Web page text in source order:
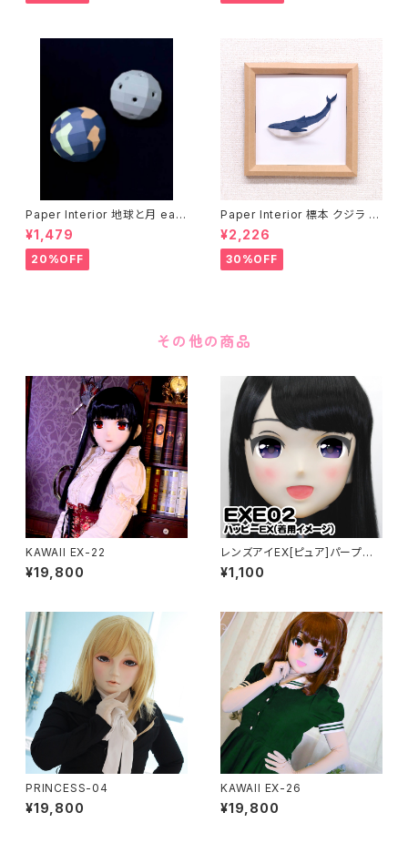
Paper Interior 地球と月 eart
h and moon
¥1,479
20%OFF
Paper Interior 標本 クジラ s
pecimen whale
¥2,226
30%OFF
その他の商品
KAWAII EX-22
¥19,800
レンズアイEX[ピュア]パープル
Lens Eye EX[PURE]purple
¥1,100
PRINCESS-04
¥19,800
KAWAII EX-26
¥19,800